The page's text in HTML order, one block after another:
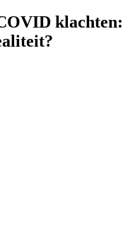
klachten: